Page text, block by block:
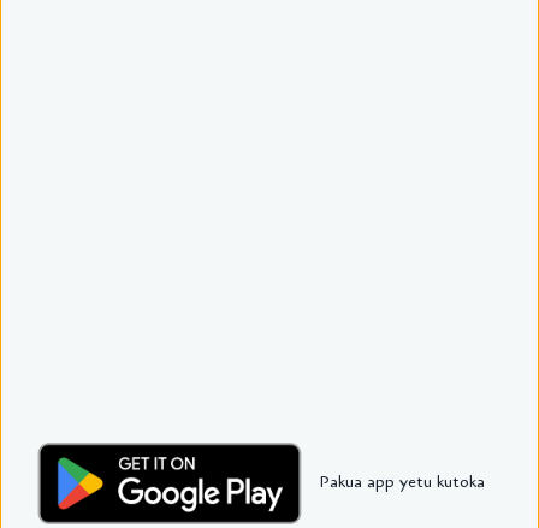
Pakua app yetu kutoka